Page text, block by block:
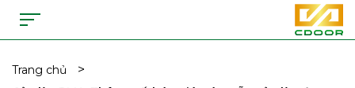
Trang chủ >